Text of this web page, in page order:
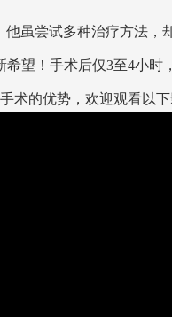
虽尝试多种治疗方法，
希望！手术后仅3至4小时
术的优势，欢迎观看以下